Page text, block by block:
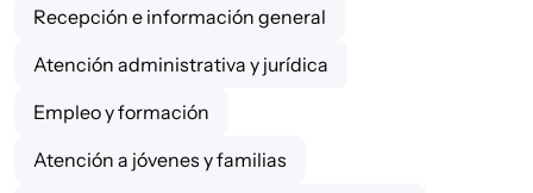
Recepción e información general
Atención administrativa y jurídica
Empleo y formación
Atención a jóvenes y familias